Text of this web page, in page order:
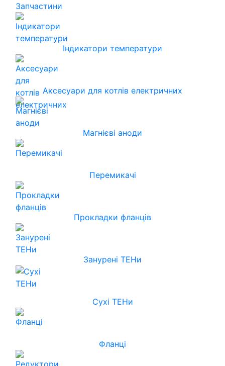
Запчастини
Індикатори температури
Аксесуари для котлів електричних
Магнієві аноди
Перемикачі
Прокладки фланців
Занурені ТЕНи
Сухі ТЕНи
Фланці